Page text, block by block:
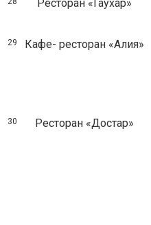
Ресторан «Гаухар»
29 Кафе- ресторан «Алия»
30 Ресторан «Достар»